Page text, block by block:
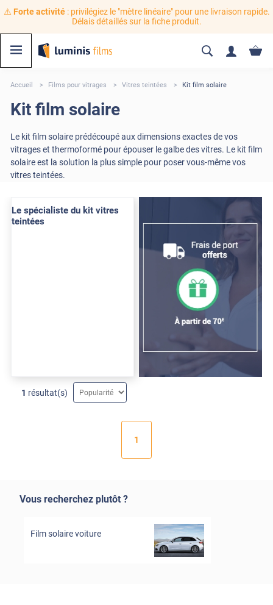
⚠️ Forte activité: privilégiez le "mètre linéaire" pour une livraison rapide.
Délais détaillés sur la fiche produit.
Accueil Films pour vitrages Vitres teintées Kit film solaire
Kit film solaire
Le kit film solaire prédécoupé aux dimensions exactes de vos
vitrages et thermoformé pour épouser le galbe des vitres. Le kit film
solaire est la solution la plus simple pour poser vous-même vos
vitres teintées.
Le spécialiste du kit vitres
teintées
1 résultat(s)
1
Vous recherchez plutôt ?
Film solaire voiture